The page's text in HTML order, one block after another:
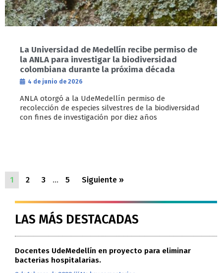
La Universidad de Medellín recibe permiso de
la ANLA para investigar la biodiversidad
colombiana durante la próxima década
4 de junio de 2026
ANLA otorgó a la UdeMedellín permiso de
recolección de especies silvestres de la biodiversidad
con fines de investigación por diez años
1 2 3 … 5 Siguiente »
LAS MÁS DESTACADAS
Docentes UdeMedellín en proyecto para eliminar
bacterias hospitalarias.